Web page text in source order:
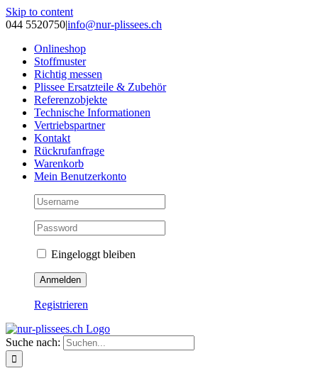
Skip to content
044 5520750|info@nur-plissees.ch
Onlineshop
Stoffmuster
Richtig messen
Plissee Ersatzteile & Zubehör
Referenzobjekte
Technische Informationen
Vertriebspartner
Kontakt
Rückrufanfrage
Warenkorb
Mein Benutzerkonto
Eingeloggt bleiben
Registrieren
Suche nach: